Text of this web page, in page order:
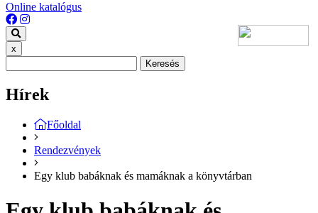
Online katalógus
x
Keresés
Hírek
Főoldal
Rendezvények
Egy klub babáknak és mamáknak a könyvtárban